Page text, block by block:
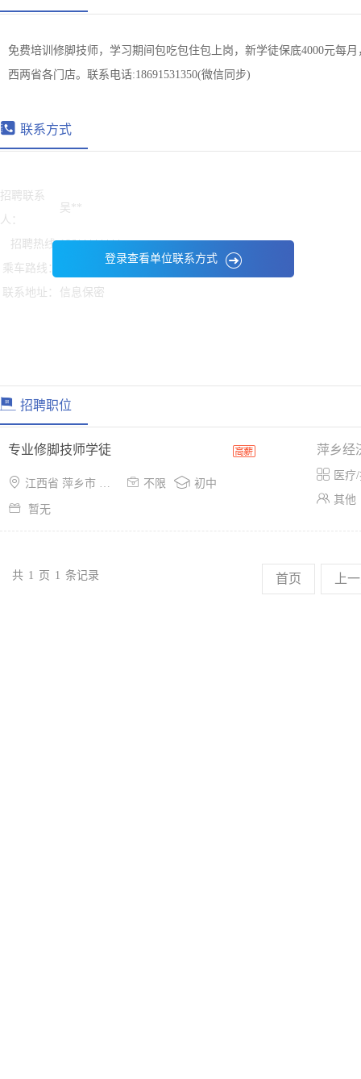
免费培训修脚技师，学习期间包吃包住包上岗，新学徒保底4000元每
西两省各门店。联系电话:18691531350(微信同步)
联系方式
登录查看单位联系方式
招聘联系
人：
吴**
招聘热线:186********
乘车路线：
联系地址：
信息保密
招聘职位
专业修脚技师学徒
 江西省 萍乡市 安源区  不限  初中
 暂无
萍乡经
 医疗
 其他
共 1 页 1 条记录 首页 上